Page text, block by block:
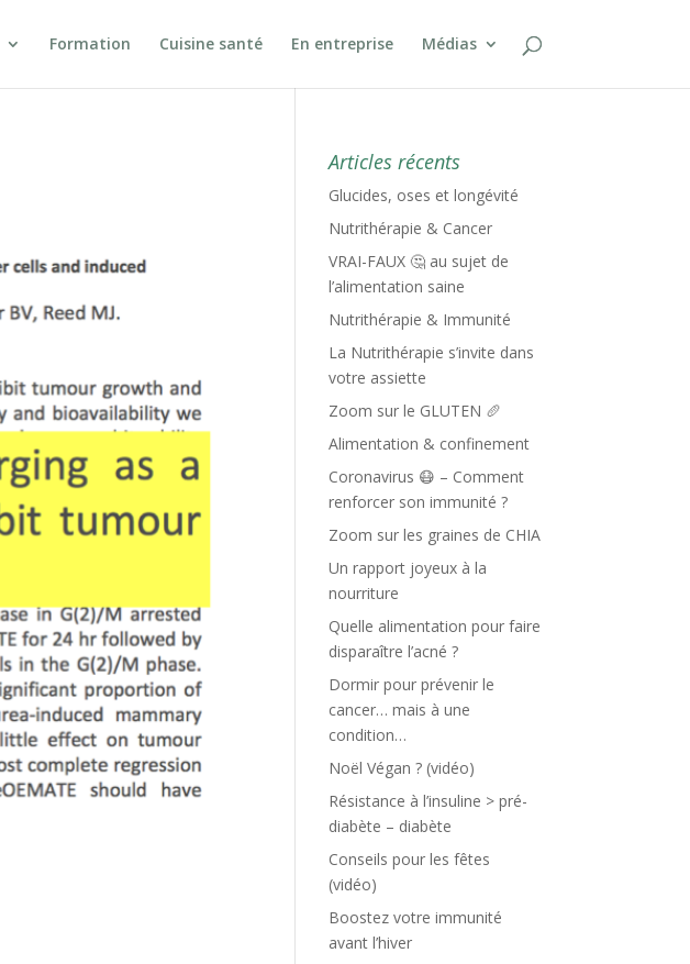
Formation Cuisine santé En entreprise Médias
Articles récents
Glucides, oses et longévité
Nutrithérapie & Cancer
VRAI-FAUX 🤔 au sujet de
l’alimentation saine
Nutrithérapie & Immunité
La Nutrithérapie s’invite dans
votre assiette
Zoom sur le GLUTEN 🥖
Alimentation & confinement
Coronavirus 😷 – Comment
renforcer son immunité ?
Zoom sur les graines de CHIA
Un rapport joyeux à la
nourriture
Quelle alimentation pour faire
disparaître l’acné ?
Dormir pour prévenir le
cancer… mais à une
condition…
Noël Végan ? (vidéo)
Résistance à l’insuline > pré-
diabète – diabète
Conseils pour les fêtes
(vidéo)
Boostez votre immunité
avant l’hiver